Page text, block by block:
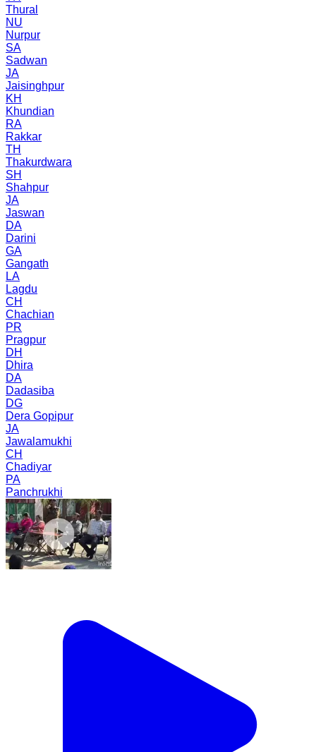
Thural
NU
Nurpur
SA
Sadwan
JA
Jaisinghpur
KH
Khundian
RA
Rakkar
TH
Thakurdwara
SH
Shahpur
JA
Jaswan
DA
Darini
GA
Gangath
LA
Lagdu
CH
Chachian
PR
Pragpur
DH
Dhira
DA
Dadasiba
DG
Dera Gopipur
JA
Jawalamukhi
CH
Chadiyar
PA
Panchrukhi